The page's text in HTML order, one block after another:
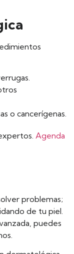
o cancerígenas.
Agenda
problemas;
de tu piel.
puedes